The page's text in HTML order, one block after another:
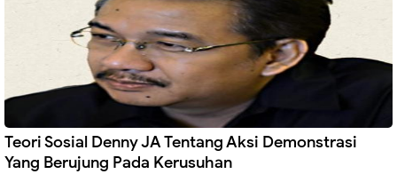
Teori Sosial Denny JA Tentang Aksi Demonstrasi
Yang Berujung Pada Kerusuhan